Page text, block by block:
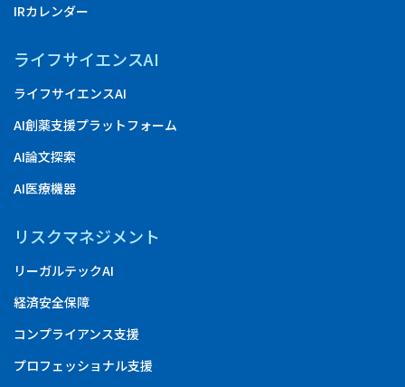
IRカレンダー
ライフサイエンスAI
ライフサイエンスAI
AI創薬支援プラットフォーム
AI論文探索
AI医療機器
リスクマネジメント
リーガルテックAI
経済安全保障
コンプライアンス支援
プロフェッショナル支援